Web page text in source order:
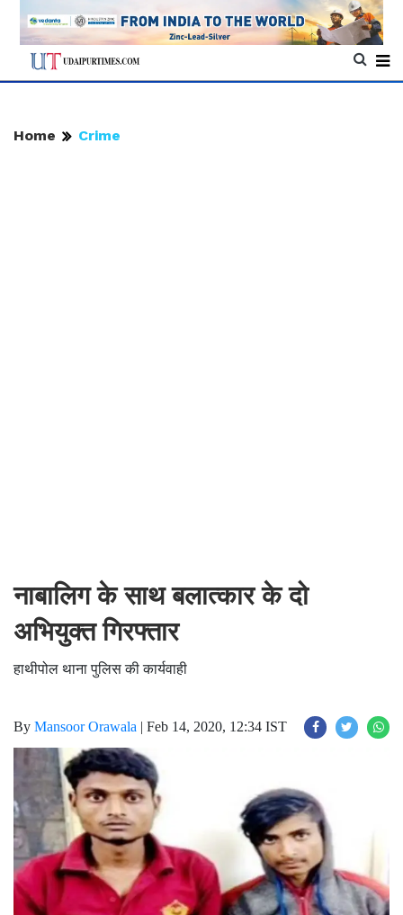
Home Crime
नाबालिग के साथ बलात्कार के दो
अभियुक्त गिरफ्तार
हाथीपोल थाना पुलिस की कार्यवाही
By Mansoor Orawala | Feb 14, 2020, 12:34 IST